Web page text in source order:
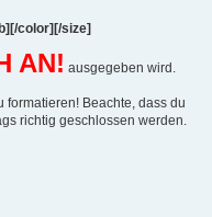
color][/size]
AN! ausgegeben wird.
formatieren! Beachte, dass du
richtig geschlossen werden.